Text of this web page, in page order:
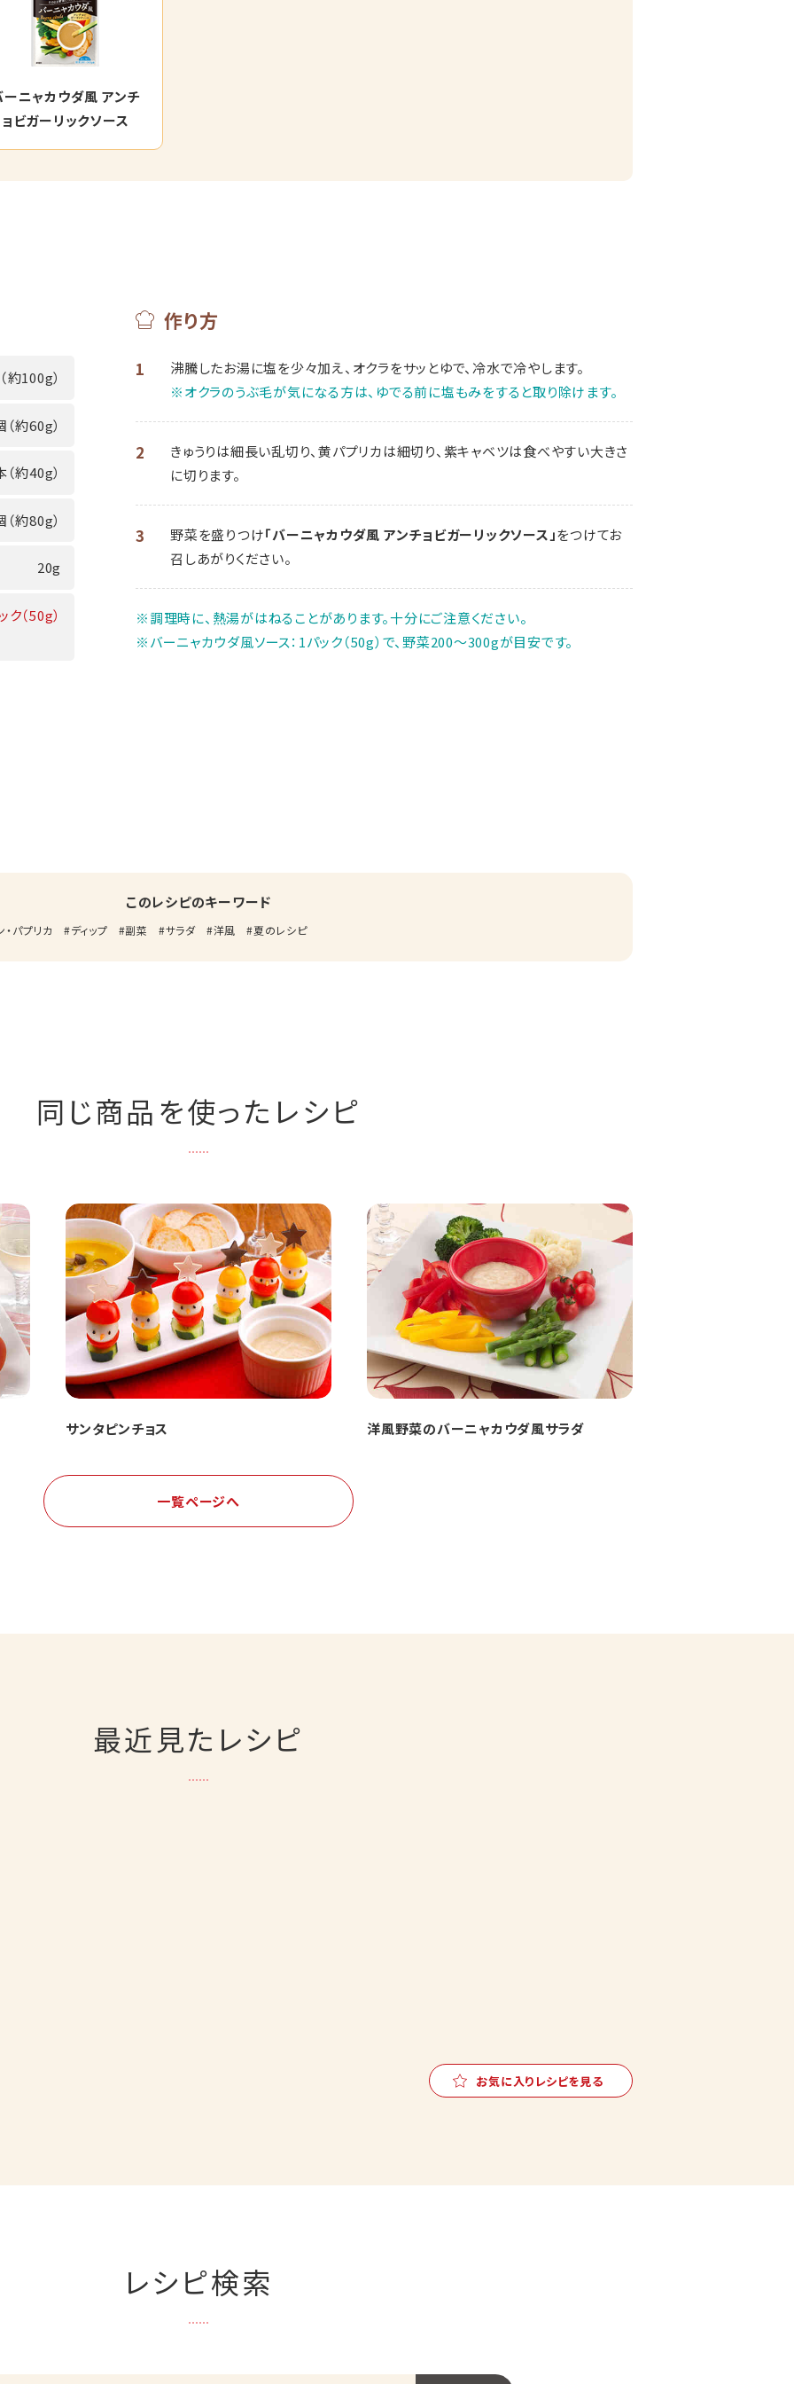
ーニャカウダ風 アンチ
ョビガーリックソース
約100g）
（約60g）
（約40g）
約80g）
20g
ク（50g）
作り方
1
沸騰したお湯に塩を少々加え、オクラをサッとゆで、冷水で冷やします。
※オクラのうぶ毛が気になる方は、ゆでる前に塩もみをすると取り除けます。
2
きゅうりは細長い乱切り、黄パプリカは細切り、紫キャベツは食べやすい大きさ
に切ります。
3 野菜を盛りつけ「バーニャカウダ風 アンチョビガーリックソース」をつけてお
召しあがりください。
※調理時に、熱湯がはねることがあります。十分にご注意ください。
※バーニャカウダ風ソース：1パック（50g）で、野菜200～300gが目安です。
このレシピのキーワード
・パプリカ ディップ 副菜 サラダ 洋風 夏のレシピ
同じ商品を使ったレシピ
サンタピンチョス 洋風野菜のバーニャカウダ風サラダ
一覧ページへ
最近見たレシピ
お気に入りレシピを見る
レシピ検索